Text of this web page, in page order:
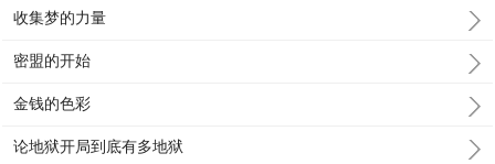
收集梦的力量
密盟的开始
金钱的色彩
论地狱开局到底有多地狱